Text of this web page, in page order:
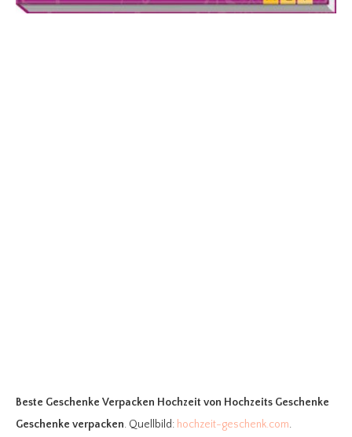
Beste Geschenke Verpacken Hochzeit von Hochzeits Geschenke
Geschenke verpacken. Quellbild: hochzeit-geschenk.com.